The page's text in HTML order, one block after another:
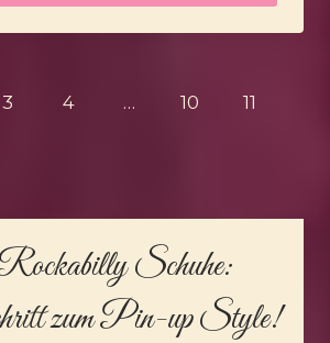
3 4 … 10 11
Schuhe:
zum Pin-up Style!